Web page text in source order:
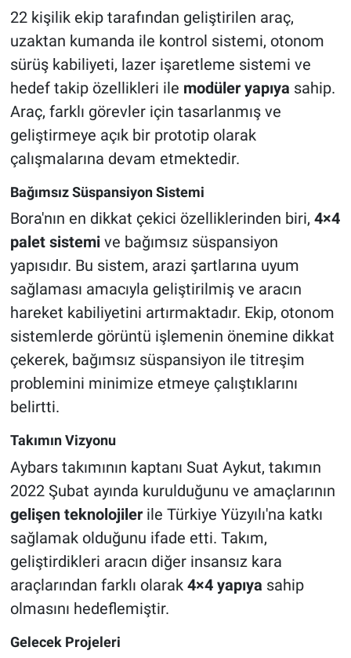
22 kişilik ekip tarafından geliştirilen araç,
uzaktan kumanda ile kontrol sistemi, otonom
sürüş kabiliyeti, lazer işaretleme sistemi ve
hedef takip özellikleri ile modüler yapıya sahip.
Araç, farklı görevler için tasarlanmış ve
geliştirmeye açık bir prototip olarak
çalışmalarına devam etmektedir.
Bağımsız Süspansiyon Sistemi
Bora'nın en dikkat çekici özelliklerinden biri, 4×4
palet sistemive bağımsız süspansiyon
yapısıdır. Bu sistem, arazi şartlarına uyum
sağlaması amacıyla geliştirilmiş ve aracın
hareket kabiliyetini artırmaktadır. Ekip, otonom
sistemlerde görüntü işlemenin önemine dikkat
çekerek, bağımsız süspansiyon ile titreşim
problemini minimize etmeye çalıştıklarını
belirtti.
Takımın Vizyonu
Aybars takımının kaptanı Suat Aykut, takımın
2022 Şubat ayında kurulduğunu ve amaçlarının
gelişen teknolojilerile Türkiye Yüzyılı'na katkı
sağlamak olduğunu ifade etti. Takım,
geliştirdikleri aracın diğer insansız kara
araçlarından farklı olarak 4×4 yapıya sahip
olmasını hedeflemiştir.
Gelecek Projeleri